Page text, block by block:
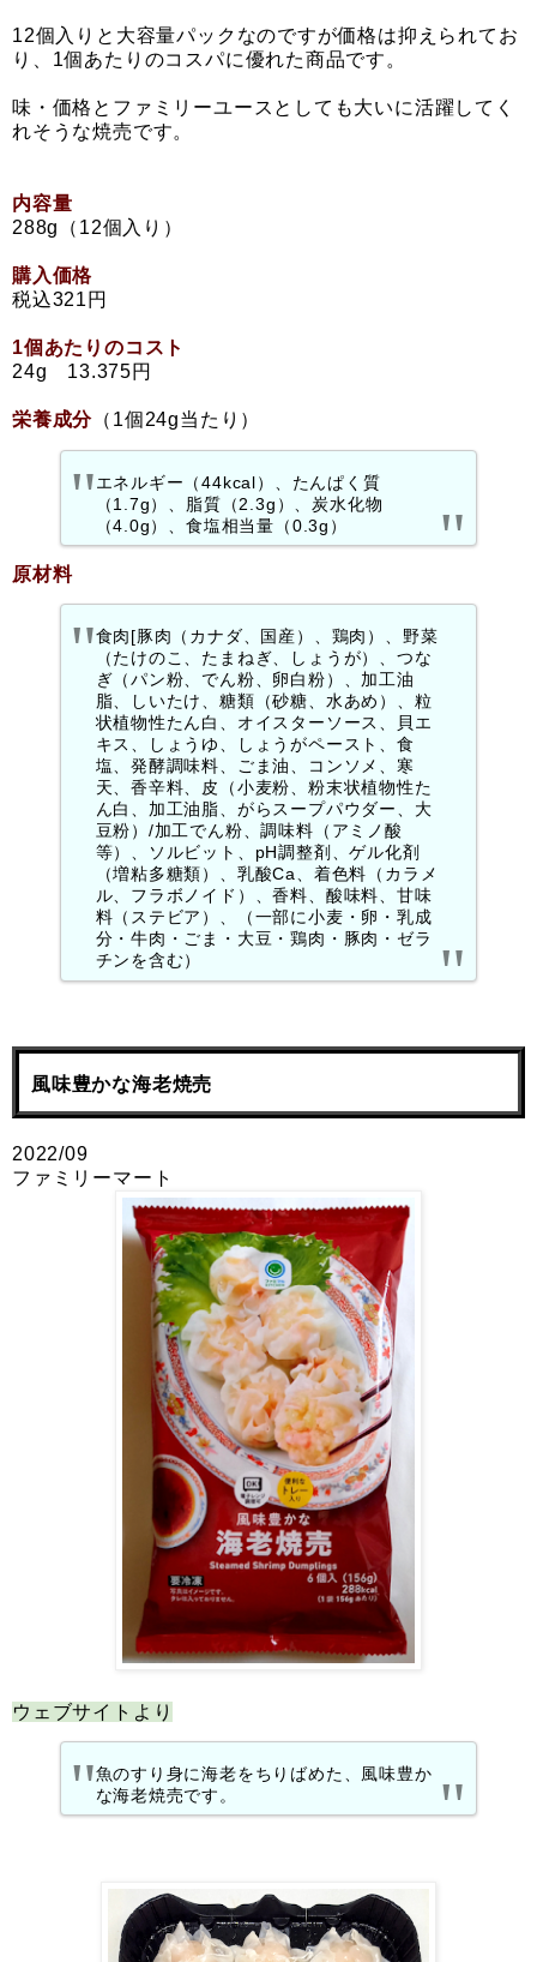
12個入りと大容量パックなのですが価格は抑えられてお
り、1個あたりのコスパに優れた商品です。
味・価格とファミリーユースとしても大いに活躍してく
れそうな焼売です。
内容量
288g（12個入り）
購入価格
税込321円
1個あたりのコスト
24g 13.375円
栄養成分 （1個24g当たり）
エネルギー（44kcal）、たんぱく質
（1.7g）、脂質（2.3g）、炭水化物
（4.0g）、食塩相当量（0.3g）
原材料
食肉[豚肉（カナダ、国産）、鶏肉）、野菜
（たけのこ、たまねぎ、しょうが）、つな
ぎ（パン粉、でん粉、卵白粉）、加工油
脂、しいたけ、糖類（砂糖、水あめ）、粒
状植物性たん白、オイスターソース、貝エ
キス、しょうゆ、しょうがペースト、食
塩、発酵調味料、ごま油、コンソメ、寒
天、香辛料、皮（小麦粉、粉末状植物性た
ん白、加工油脂、がらスープパウダー、大
豆粉）/加工でん粉、調味料（アミノ酸
等）、ソルビット、pH調整剤、ゲル化剤
（増粘多糖類）、乳酸Ca、着色料（カラメ
ル、フラボノイド）、香料、酸味料、甘味
料（ステビア）、（一部に小麦・卵・乳成
分・牛肉・ごま・大豆・鶏肉・豚肉・ゼラ
チンを含む）
風味豊かな海老焼売
2022/09
ファミリーマート
ウェブサイトより
魚のすり身に海老をちりばめた、風味豊か
な海老焼売です。